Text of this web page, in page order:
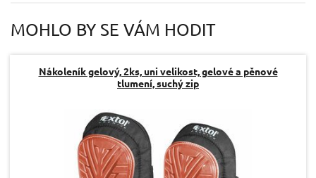
Dotaz:
Odeslat dotaz
MOHLO BY SE VÁM HODIT
Nákoleník gelový, 2ks, uni velikost, gelové a pěnové
tlumení, suchý zip